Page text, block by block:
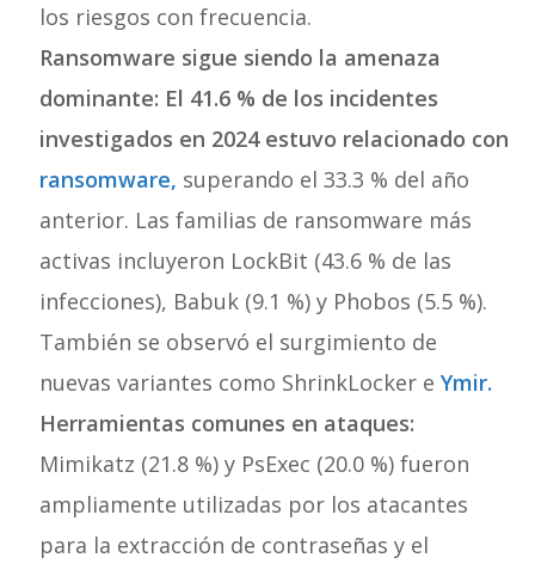
los riesgos con frecuencia.
Ransomware sigue siendo la amenaza
dominante: El 41.6 % de los incidentes
investigados en 2024 estuvo relacionado con
ransomware, superando el 33.3 % del año
anterior. Las familias de ransomware más
activas incluyeron LockBit (43.6 % de las
infecciones), Babuk (9.1 %) y Phobos (5.5 %).
También se observó el surgimiento de
nuevas variantes como ShrinkLocker eYmir.
Herramientas comunes en ataques:
Mimikatz (21.8 %) y PsExec (20.0 %) fueron
ampliamente utilizadas por los atacantes
para la extracción de contraseñas y el